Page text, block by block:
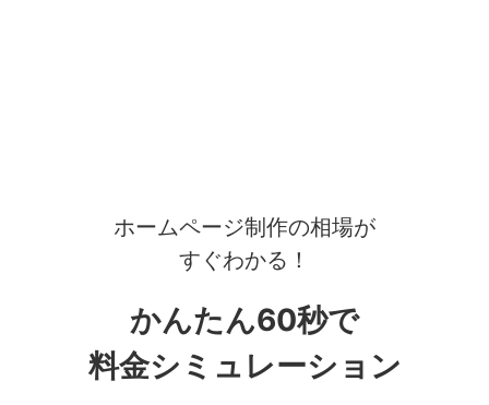
ホームページ制作の相場が
すぐわかる！
かんたん60秒で
料金シミュレーション